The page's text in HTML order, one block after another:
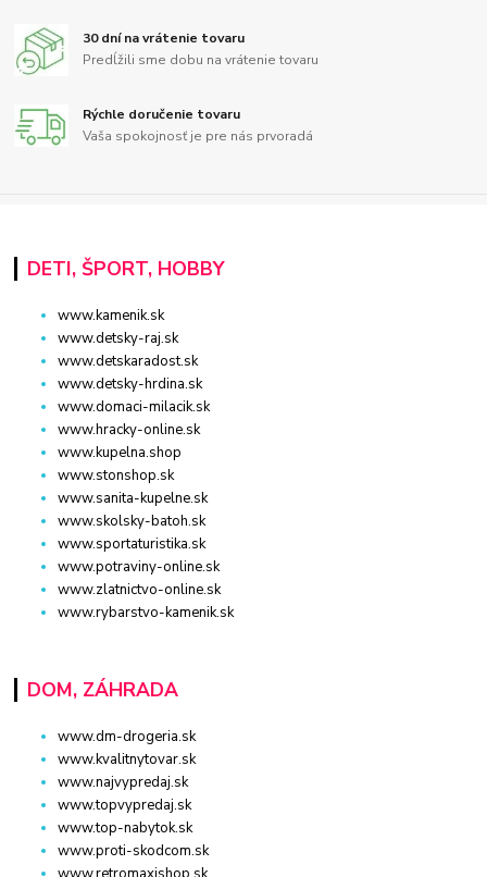
30 dní na vrátenie tovaru
Predĺžili sme dobu na vrátenie tovaru
Rýchle doručenie tovaru
Vaša spokojnosť je pre nás prvoradá
DETI, ŠPORT, HOBBY
www.kamenik.sk
www.detsky-raj.sk
www.detskaradost.sk
www.detsky-hrdina.sk
www.domaci-milacik.sk
www.hracky-online.sk
www.kupelna.shop
www.stonshop.sk
www.sanita-kupelne.sk
www.skolsky-batoh.sk
www.sportaturistika.sk
www.potraviny-online.sk
www.zlatnictvo-online.sk
www.rybarstvo-kamenik.sk
DOM, ZÁHRADA
www.dm-drogeria.sk
www.kvalitnytovar.sk
www.najvypredaj.sk
www.topvypredaj.sk
www.top-nabytok.sk
www.proti-skodcom.sk